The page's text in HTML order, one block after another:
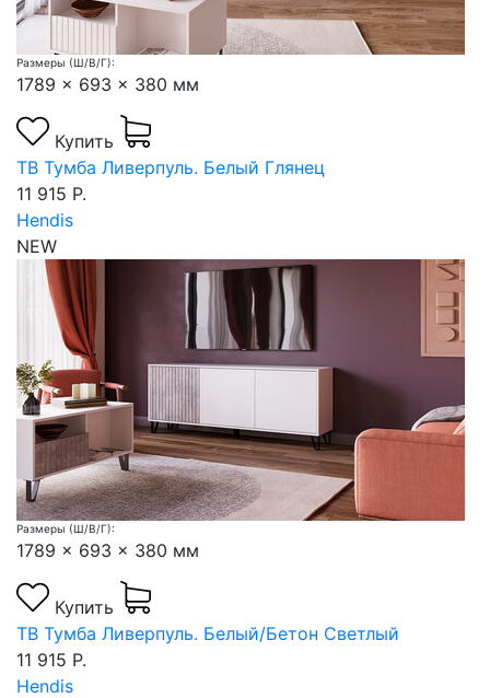
Размеры (Ш/В/Г):
1789 x 693 x 380 мм
Купить
ТВ Тумба Ливерпуль. Белый Глянец
11 915 Р.
Hendis
NEW
Размеры (Ш/В/Г):
1789 x 693 x 380 мм
Купить
ТВ Тумба Ливерпуль. Белый/Бетон Светлый
11 915 Р.
Hendis